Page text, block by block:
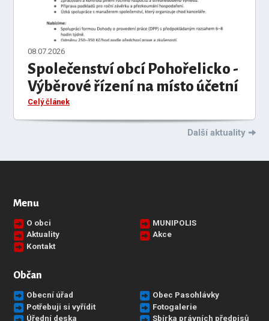
Společenství obcí Pohořelicko -
Výběrové řízení na místo účetní
08.07.2026
Celý článek
Další aktuality
Menu
O obci
MUNIPOLIS
Aktuality
Akce
Kontakt
Občan
Obecní úřad
Obec Pasohlávky
Potřebuji si vyřídit
Fotogalerie
Úřední deska
Sbírka právních předpisů